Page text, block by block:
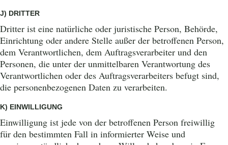
J) DRITTER
Dritter ist eine natürliche oder juristische Person, Behörde,
Einrichtung oder andere Stelle außer der betroffenen Person,
dem Verantwortlichen, dem Auftragsverarbeiter und den
Personen, die unter der unmittelbaren Verantwortung des
Verantwortlichen oder des Auftragsverarbeiters befugt sind,
die personenbezogenen Daten zu verarbeiten.
K) EINWILLIGUNG
Einwilligung ist jede von der betroffenen Person freiwillig
für den bestimmten Fall in informierter Weise und